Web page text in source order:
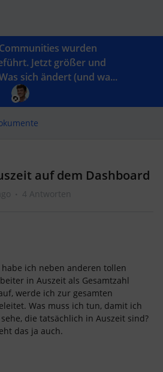
wurden
Jetzt größer und
sich ändert (und wa...
auf dem Dashboard
4 Antworten
ich neben anderen tollen
in Auszeit als Gesamtzahl
werde ich zur gesamten
Was muss ich tun, damit ich
die tatsächlich in Auszeit sind?
das ja auch.